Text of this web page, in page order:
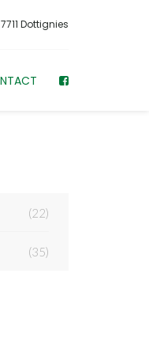
Dottignies
(22)
(35)